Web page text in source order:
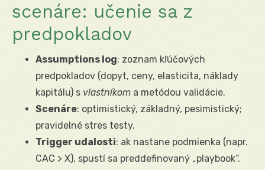
scenáre: učenie sa z
predpokladov
Assumptions log: zoznam kľúčových
predpokladov (dopyt, ceny, elasticita, náklady
kapitálu) s vlastníkom a metódou validácie.
Scenáre: optimistický, základný, pesimistický;
pravidelné stres testy.
Trigger udalosti: ak nastane podmienka (napr.
CAC > X), spustí sa preddefinovaný „playbook“.